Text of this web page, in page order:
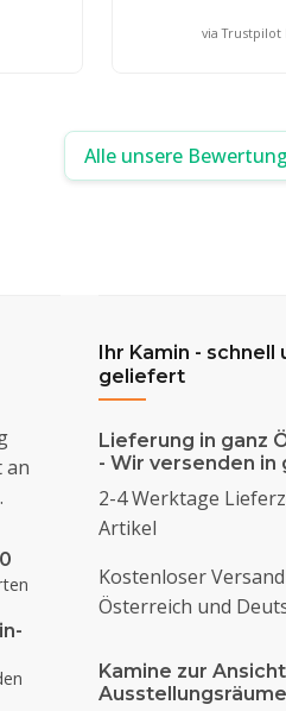
via
Alle unsere
an
Ihr Kamin - schnell
geliefert
Lieferung in ganz
- Wir versenden in
2-4 Werktage
Artikel
Kostenloser
Österreich und
Kamine zur